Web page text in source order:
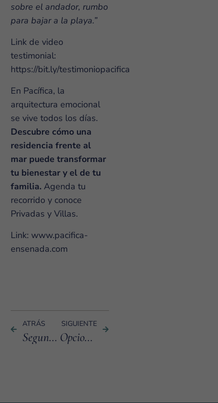
sobre el andador, rumbo
para bajar a la playa.”
Link de video
testimonial:
https://bit.ly/testimoniopacifica
En Pacífica, la
arquitectura emocional
se vive todos los días.
Descubre cómo una
residencia frente al
mar puede transformar
tu bienestar y el de tu
familia. Agenda tu
recorrido y conoce
Privadas y Villas.
Link:www.pacifica-
ensenada.com
ATRÁS
Segunda residencia o retiro soñado
SIGUIENTE
Opciones de crédito que hacen posible tu vida frente al mar